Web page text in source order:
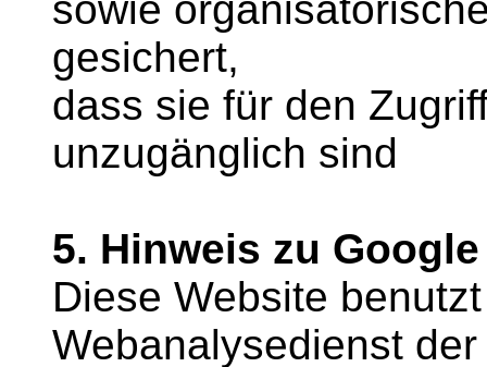
gesichert,
dass sie für den
unzugänglich sind
5. Hinweis zu
Diese Website
Webanalysedienst der